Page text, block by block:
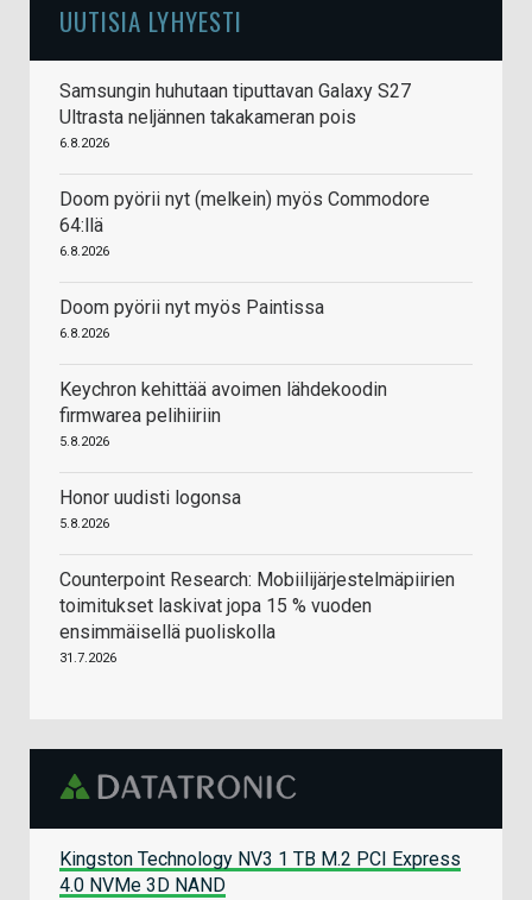
UUTISIA LYHYESTI
Samsungin huhutaan tiputtavan Galaxy S27
Ultrasta neljännen takakameran pois
6.8.2026
Doom pyörii nyt (melkein) myös Commodore
64:llä
6.8.2026
Doom pyörii nyt myös Paintissa
6.8.2026
Keychron kehittää avoimen lähdekoodin
firmwarea pelihiiriin
5.8.2026
Honor uudisti logonsa
5.8.2026
Counterpoint Research: Mobiilijärjestelmäpiirien
toimitukset laskivat jopa 15 % vuoden
ensimmäisellä puoliskolla
31.7.2026
Kingston Technology NV3 1 TB M.2 PCI Express
4.0 NVMe 3D NAND